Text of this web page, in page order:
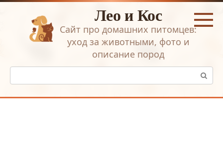
Перейти
Лео и Кос
Сайт про домашних питомцев:
уход за животными, фото и
описание пород
Поиск: